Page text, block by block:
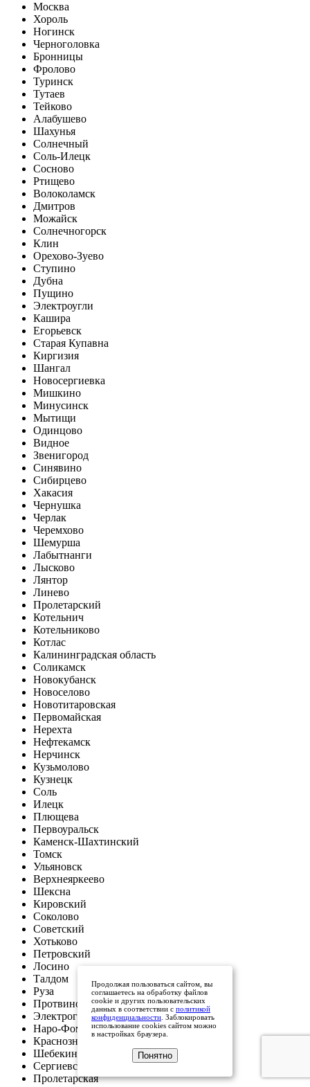
Москва
Хороль
Ногинск
Черноголовка
Бронницы
Фролово
Туринск
Тутаев
Тейково
Алабушево
Шахунья
Солнечный
Соль-Илецк
Сосново
Ртищево
Волоколамск
Дмитров
Можайск
Солнечногорск
Клин
Орехово-Зуево
Ступино
Дубна
Пущино
Электроугли
Кашира
Егорьевск
Старая Купавна
Киргизия
Шангал
Новосергиевка
Мишкино
Минусинск
Мытищи
Одинцово
Видное
Звенигород
Синявино
Сибирцево
Хакасия
Чернушка
Черлак
Черемхово
Шемурша
Лабытнанги
Лысково
Лянтор
Линево
Пролетарский
Котельнич
Котельниково
Котлас
Калининградская область
Соликамск
Новокубанск
Новоселово
Новотитаровская
Первомайская
Нерехта
Нефтекамск
Нерчинск
Кузьмолово
Кузнецк
Соль
Илецк
Плющева
Первоуральск
Каменск-Шахтинский
Томск
Ульяновск
Верхнеяркеево
Шексна
Кировский
Соколово
Советский
Хотьково
Петровский
Лосино
Талдом
Руза
Протвино
Электрогорск
Наро-Фоминск
Краснознаменск
Шебекино
Сергиевск
Пролетарская
Продолжая пользоваться сайтом, вы
соглашаетесь на обработку файлов
cookie и других пользовательских
данных в соответствии с политикой
конфиденциальности . Заблокировать
использование cookies сайтом можно
в настройках браузера.
Понятно